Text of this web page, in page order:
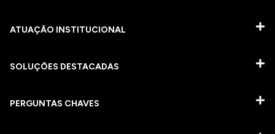
ATUAÇÃO INSTITUCIONAL
SOLUÇÕES DESTACADAS
PERGUNTAS CHAVES​